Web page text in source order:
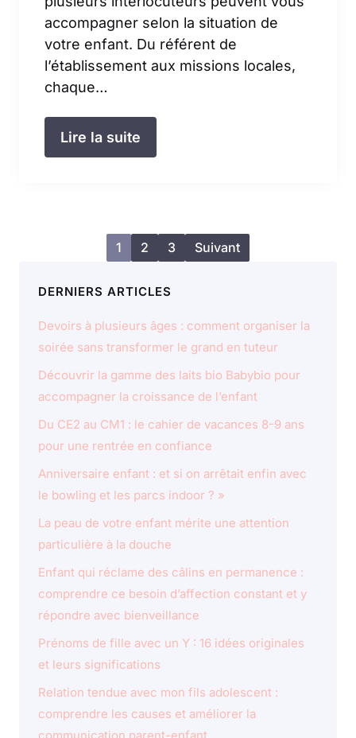
accompagner selon la situation de
votre enfant. Du référent de
l’établissement aux missions locales,
chaque…
Lire la suite
1 2 3 Suivant
DERNIERS ARTICLES
Devoirs à plusieurs âges : comment organiser la
soirée sans transformer le grand en tuteur
Découvrir la gamme des laits bio Babybio pour
accompagner la croissance de l’enfant
Du CE2 au CM1 : le cahier de vacances 8-9 ans
pour une rentrée en confiance
Anniversaire enfant : et si on arrêtait enfin avec
le bowling et les parcs indoor ? »
La peau de votre enfant mérite une attention
particulière à la douche
Enfant qui réclame des câlins en permanence :
comprendre ce besoin d’affection constant et y
répondre avec bienveillance
Prénoms de fille avec un Y : 16 idées originales
et leurs significations
Relation tendue avec mon fils adolescent :
comprendre les causes et améliorer la
communication parent-enfant